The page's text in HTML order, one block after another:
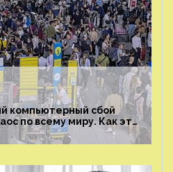
компьютерный сбой
по всему миру. Как это